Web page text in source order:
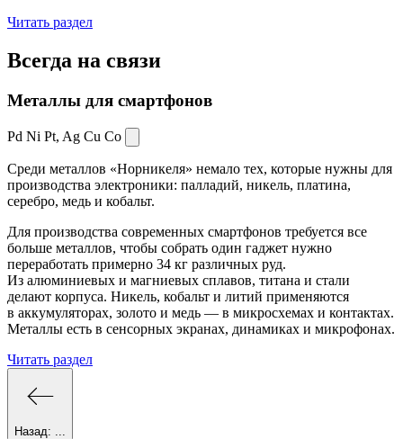
Читать раздел
Всегда на связи
Металлы для смартфонов
Pd Ni Pt, Ag Cu Co
Среди металлов «Норникеля» немало тех, которые нужны для
производства электроники: палладий, никель, платина,
серебро, медь и кобальт.
Для производства современных смартфонов требуется все
больше металлов, чтобы собрать один гаджет нужно
переработать примерно 34 кг различных руд.
Из алюминиевых и магниевых сплавов, титана и стали
делают корпуса. Никель, кобальт и литий применяются
в аккумуляторах, золото и медь — в микросхемах и контактах.
Металлы есть в сенсорных экранах, динамиках и микрофонах.
Читать раздел
Назад: